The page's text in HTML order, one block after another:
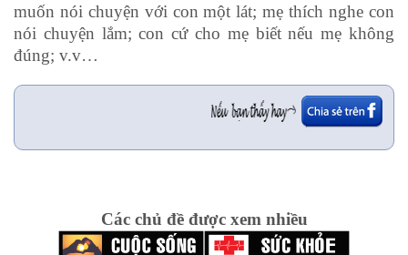
muốn nói chuyện với con một lát; mẹ thích nghe con
nói chuyện lắm; con cứ cho mẹ biết nếu mẹ không
đúng; v.v…
Các chủ đề được xem nhiều